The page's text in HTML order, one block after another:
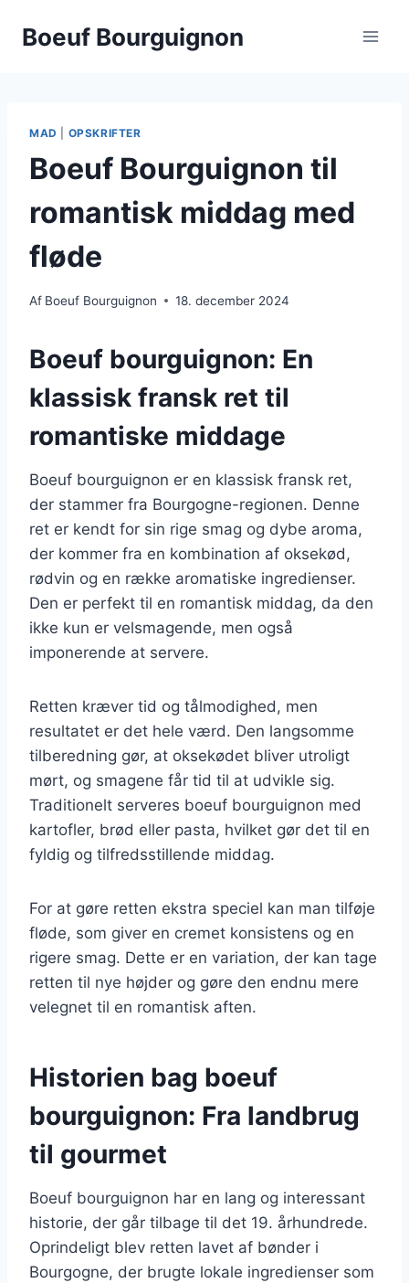
Boeuf Bourguignon
MAD OPSKRIFTER
Boeuf Bourguignon til
romantisk middag med
fløde
Af Boeuf Bourguignon 18. december 2024
Boeuf bourguignon: En
klassisk fransk ret til
romantiske middage
Boeuf bourguignon er en klassisk fransk ret,
der stammer fra Bourgogne-regionen. Denne
ret er kendt for sin rige smag og dybe aroma,
der kommer fra en kombination af oksekød,
rødvin og en række aromatiske ingredienser.
Den er perfekt til en romantisk middag, da den
ikke kun er velsmagende, men også
imponerende at servere.
Retten kræver tid og tålmodighed, men
resultatet er det hele værd. Den langsomme
tilberedning gør, at oksekødet bliver utroligt
mørt, og smagene får tid til at udvikle sig.
Traditionelt serveres boeuf bourguignon med
kartofler, brød eller pasta, hvilket gør det til en
fyldig og tilfredsstillende middag.
For at gøre retten ekstra speciel kan man tilføje
fløde, som giver en cremet konsistens og en
rigere smag. Dette er en variation, der kan tage
retten til nye højder og gøre den endnu mere
velegnet til en romantisk aften.
Historien bag boeuf
bourguignon: Fra landbrug
til gourmet
Boeuf bourguignon har en lang og interessant
historie, der går tilbage til det 19. århundrede.
Oprindeligt blev retten lavet af bønder i
Bourgogne, der brugte lokale ingredienser som